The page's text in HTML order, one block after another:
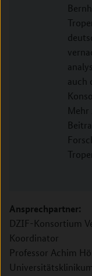
auch
Mehr
Ansprechpartner:
DZIF-Konsortium
Koordinator
Professor Achim